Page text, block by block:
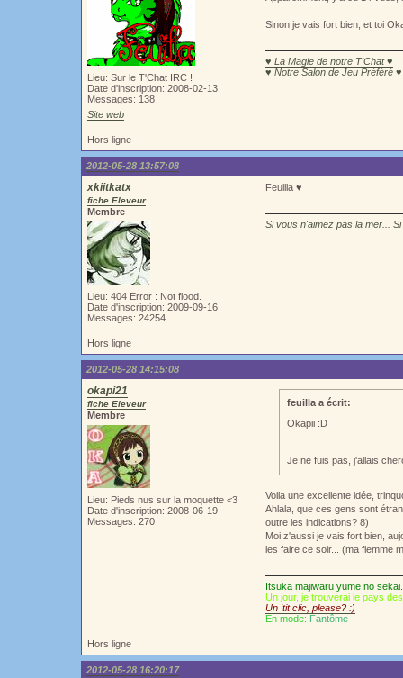
Lieu: Sur le T'Chat IRC !
Date d'inscription: 2008-02-13
Messages: 138
Site web
Sinon je vais fort bien, et toi
♥ La Magie de notre T'Chat ♥
♥ Notre Salon de Jeu Préféré ♥
Hors ligne
2012-05-28 13:57:08
xkiitkatx
fiche Eleveur
Membre
Lieu: 404 Error : Not flood.
Date d'inscription: 2009-09-16
Messages: 24254
Feuilla ♥
Si vous n'aimez pas la mer...
Hors ligne
2012-05-28 14:15:08
okapi21
fiche Eleveur
Membre
Lieu: Pieds nus sur la moquette <3
Date d'inscription: 2008-06-19
Messages: 270
feuilla a écrit:
Okapii :D
Je ne fuis pas, j'allais
Voila une excellente idée,
Ahlala, que ces gens sont
outre les indications? 8)
Moi z'aussi je vais fort bien,
les faire ce soir... (ma flemme
Itsuka majiwaru yume no
Un jour, je trouverai le pays
Un 'tit clic, please? :)
En mode: Fantôme
Hors ligne
2012-05-28 16:20:17